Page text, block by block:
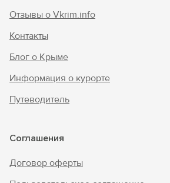
Отзывы о Vkrim.info
Контакты
Блог о Крыме
Информация о курорте
Путеводитель
Соглашения
Договор оферты